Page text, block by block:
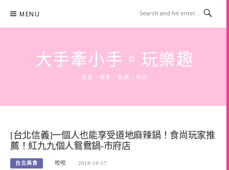
content
MENU
大手牽小手。玩樂趣
旅遊 | 美食 | 商攝 | 時尚
[台北信義]一個人也能享受道地麻辣鍋！食尚玩家推
薦！紅九九個人鴛鴦鍋-市府店
台北美食 咬咬 2018-10-17